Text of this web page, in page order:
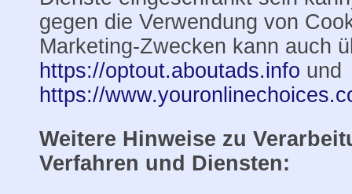
gegen die Verwendung von
Marketing-Zwecken kann auch
https://optout.aboutads.info und
https://
Weitere Hinweise zu
Verfahren und Diensten: